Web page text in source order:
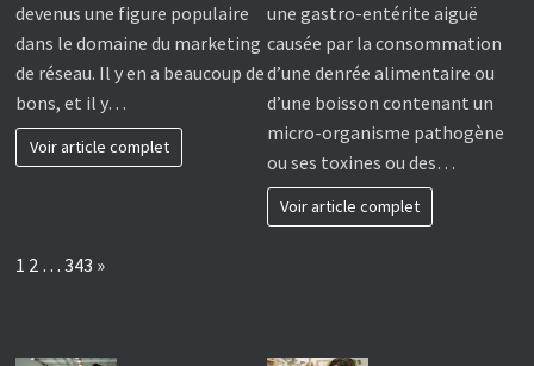
devenus une figure populaire
dans le domaine du marketing
de réseau. Il y en a beaucoup de
bons, et il y…
Voir article complet
une gastro-entérite aiguë
causée par la consommation
d’une denrée alimentaire ou
d’une boisson contenant un
micro-organisme pathogène
ou ses toxines ou des…
Voir article complet
Page:
1 2 … 343 Next
»